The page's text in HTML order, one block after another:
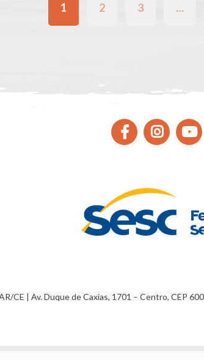
1 2 3 …
CE | Av. Duque de Caxias, 1701 – Centro, CEP